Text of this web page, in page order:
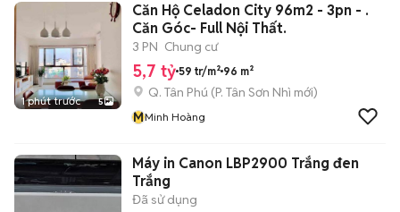
1 phút trước 5
Căn Hộ Celadon City 96m2 - 3pn - .
Căn Góc- Full Nội Thất.
3 PN Chung cư
5,7 tỷ 59 tr/m² 96 m²
Q. Tân Phú (P. Tân Sơn Nhì mới)
MMinh Hoàng
Máy in Canon LBP2900 Trắng đen
Trắng
Đã sử dụng